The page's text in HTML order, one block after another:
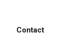
Contact